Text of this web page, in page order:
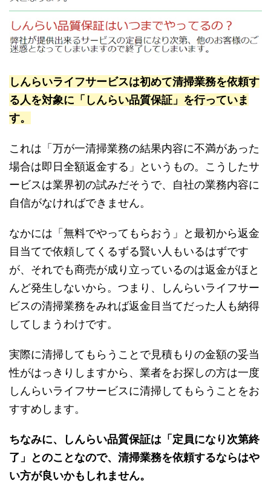
しんらいライフサービスは初めて清掃業務を依頼す
る人を対象に「しんらい品質保証」を行っていま
す。
これは「万が一清掃業務の結果内容に不満があった
場合は即日全額返金する」というもの。こうしたサ
ービスは業界初の試みだそうで、自社の業務内容に
自信がなければできません。
なかには「無料でやってもらおう」と最初から返金
目当てで依頼してくるずる賢い人もいるはずです
が、それでも商売が成り立っているのは返金がほと
んど発生しないから。つまり、しんらいライフサー
ビスの清掃業務をみれば返金目当てだった人も納得
してしまうわけです。
実際に清掃してもらうことで見積もりの金額の妥当
性がはっきりしますから、業者をお探しの方は一度
しんらいライフサービスに清掃してもらうことをお
すすめします。
ちなみに、しんらい品質保証は「定員になり次第終
了」とのことなので、清掃業務を依頼するならはや
い方が良いかもしれません。